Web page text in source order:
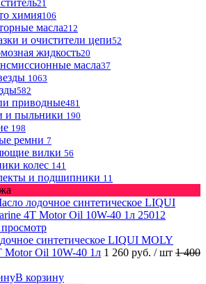
21
химия106
масла212
и очистители цепи52
жидкость20
масла37
1063
582
приводные481
и пыльники 190
198
ремни 7
вилки 56
колес 141
и подшипники 11
синтетическое LIQUI MOLY
Motor Oil 10W-40 1л 1 260 руб. / шт 1 400
В корзину